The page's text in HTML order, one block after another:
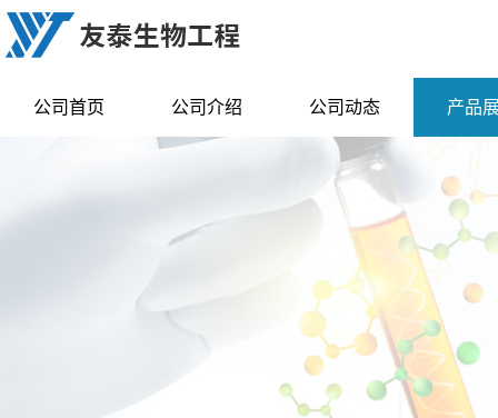
公司首页 公司介绍 公司动态 产品